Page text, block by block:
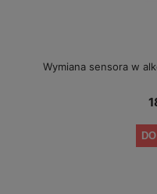
Wymiana sensora w